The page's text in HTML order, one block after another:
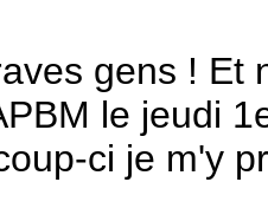
gens ! Et
le jeudi
ci je m'y